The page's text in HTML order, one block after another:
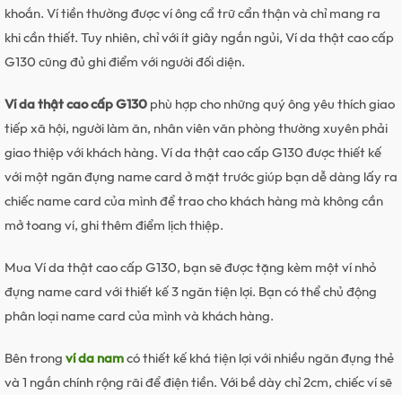
khoắn. Ví tiền thường được ví ông cẩ trữ cẩn thận và chỉ mang ra
khi cần thiết. Tuy nhiên, chỉ với ít giây ngắn ngủi, Ví da thật cao cấp
G130 cũng đủ ghi điểm với người đối diện.
Ví da thật cao cấp G130phù hợp cho những quý ông yêu thích giao
tiếp xã hội, người làm ăn, nhân viên văn phòng thường xuyên phải
giao thiệp với khách hàng. Ví da thật cao cấp G130 được thiết kế
với một ngăn đựng name card ở mặt trước giúp bạn dễ dàng lấy ra
chiếc name card của mình để trao cho khách hàng mà không cần
mở toang ví, ghi thêm điểm lịch thiệp.
Mua Ví da thật cao cấp G130, bạn sẽ được tặng kèm một ví nhỏ
đựng name card với thiết kế 3 ngăn tiện lợi. Bạn có thể chủ động
phân loại name card của mình và khách hàng.
Bên trongví da namcó thiết kế khá tiện lợi với nhiều ngăn đựng thẻ
và 1 ngắn chính rộng rãi để điện tiền. Với bề dày chỉ 2cm, chiếc ví sẽ